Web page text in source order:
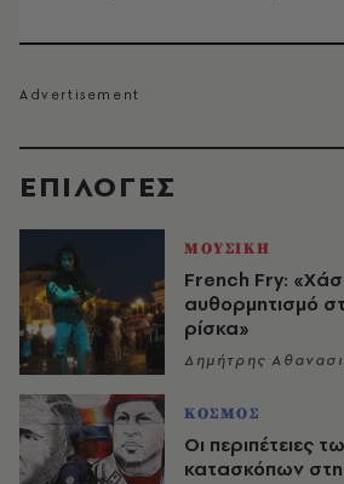
EΠΙΛΟΓΈΣ
ΜΟΥΣΙΚΗ
French Fry:
αυθορμητισμό
ρίσκα»
Δημήτρης
ΚΟΣΜΟΣ
Οι περιπέτειες
κατασκόπων στη